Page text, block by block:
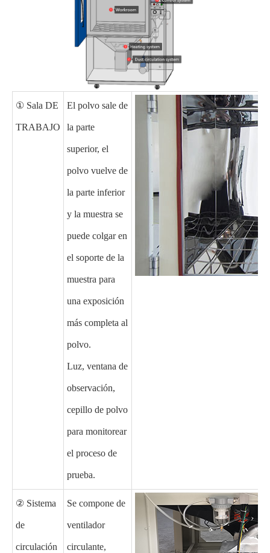
① Sala DE
TRABAJO
El polvo sale de
la parte
superior, el
polvo vuelve de
la parte inferior
y la muestra se
puede colgar en
el soporte de la
muestra para
una exposición
más completa al
polvo.
Luz, ventana de
observación,
cepillo de polvo
para monitorear
el proceso de
prueba.
② Sistema
de
circulación
Se compone de
ventilador
circulante,